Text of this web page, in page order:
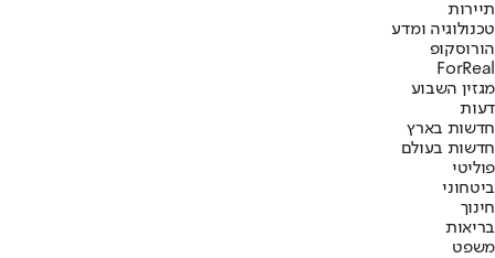
תיירות
טכנולוגיה ומדע
הורוסקופ
ForReal
מגזין השבוע
דעות
חדשות בארץ
חדשות בעולם
פוליטי
ביטחוני
חינוך
בריאות
משפט